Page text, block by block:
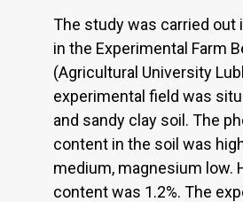
The study was carried out
in the Experimental Farm
(Agricultural University
experimental field was
and sandy clay soil. The
content in the soil was
medium, magnesium low.
content was 1.2%. The